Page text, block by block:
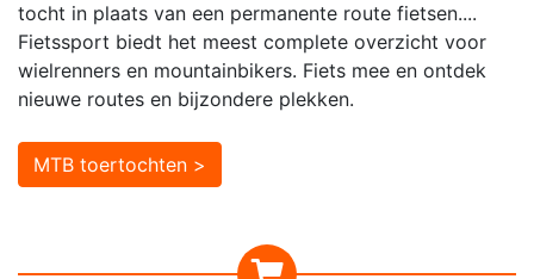
tocht in plaats van een permanente route fietsen....
Fietssport biedt het meest complete overzicht voor
wielrenners en mountainbikers. Fiets mee en ontdek
nieuwe routes en bijzondere plekken.
MTB toertochten >